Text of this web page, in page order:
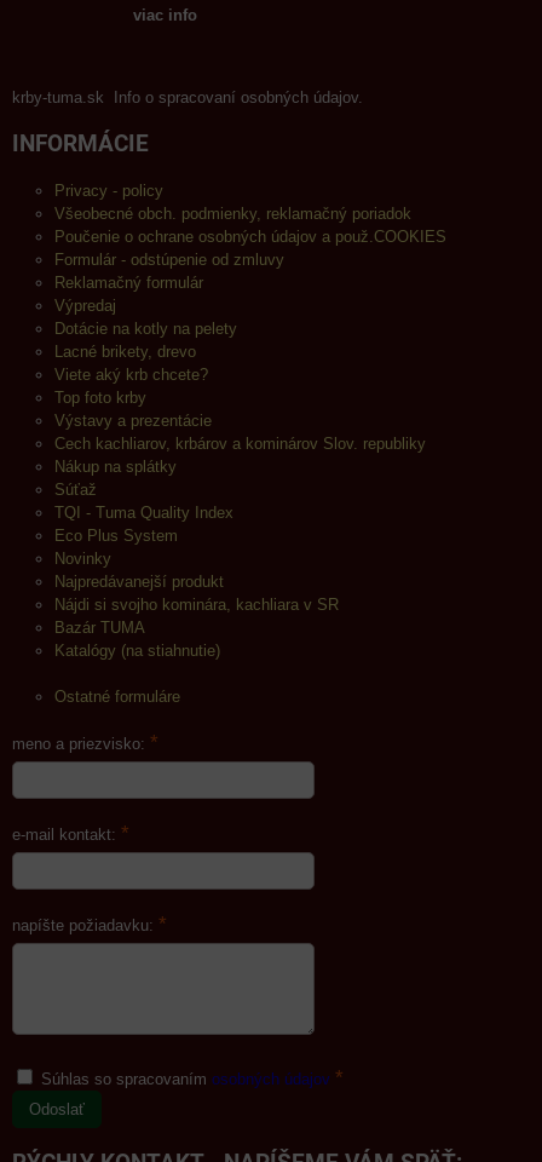
viac info
krby-tuma.sk Info o spracovaní osobných údajov.
INFORMÁCIE
Privacy - policy
Všeobecné obch. podmienky, reklamačný poriadok
Poučenie o ochrane osobných údajov a použ.COOKIES
Formulár - odstúpenie od zmluvy
Reklamačný formulár
Výpredaj
Dotácie na kotly na pelety
Lacné brikety, drevo
Viete aký krb chcete?
Top foto krby
Výstavy a prezentácie
Cech kachliarov, krbárov a kominárov Slov. republiky
Nákup na splátky
Súťaž
TQI - Tuma Quality Index
Eco Plus System
Novinky
Najpredávanejší produkt
Nájdi si svojho kominára, kachliara v SR
Bazár TUMA
Katalógy (na stiahnutie)
Ostatné formuláre
meno a priezvisko: *
e-mail kontakt: *
napíšte požiadavku: *
Súhlas so spracovaním osobných údajov *
Odoslať